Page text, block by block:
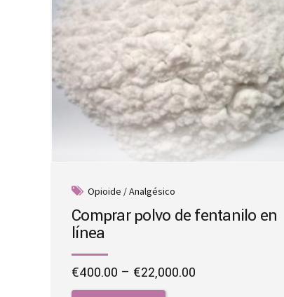
Opioide / Analgésico
Comprar polvo de fentanilo en
línea
€400.00 – €22,000.00
This